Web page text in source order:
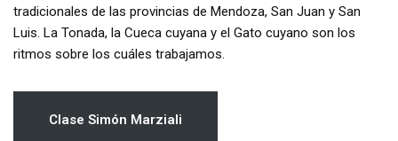
tradicionales de las provincias de Mendoza, San Juan y San
Luis. La Tonada, la Cueca cuyana y el Gato cuyano son los
ritmos sobre los cuáles trabajamos.
Clase Simón Marziali